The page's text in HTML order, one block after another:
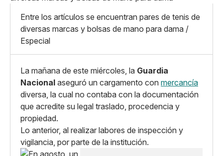
X
Copiar enlace
Mediano
Grande
Entre los artículos se encuentran pares de tenis de
diversas marcas y bolsas de mano para dama /
Especial
La mañana de este miércoles, la Guardia
Nacional aseguró un cargamento con mercancía
diversa, la cual no contaba con la documentación
que acredite su legal traslado, procedencia y
propiedad.
Lo anterior, al realizar labores de inspección y
vigilancia, por parte de la institución.